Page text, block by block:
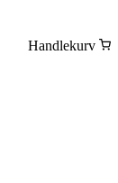
Handlekurv